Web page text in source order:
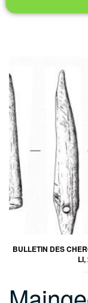
BULLETIN DES